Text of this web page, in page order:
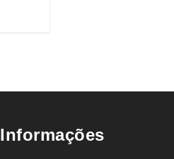
Informações